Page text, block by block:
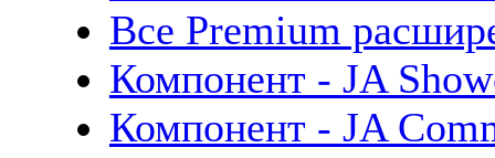
Все Premium
Компонент - JA
Компонент - JA